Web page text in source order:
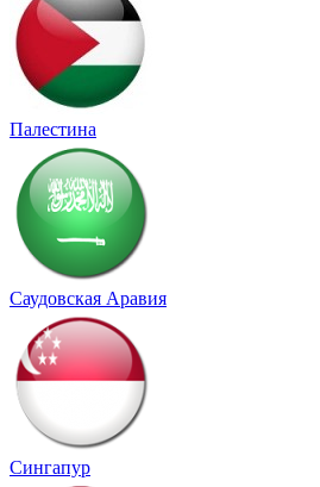
Палестина
Саудовская Аравия
Сингапур